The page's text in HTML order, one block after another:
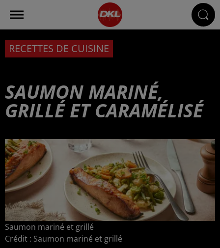
RECETTES DE CUISINE
SAUMON MARINÉ,
GRILLÉ ET CARAMÉLISÉ
Saumon mariné et grillé
Crédit : Saumon mariné et grillé